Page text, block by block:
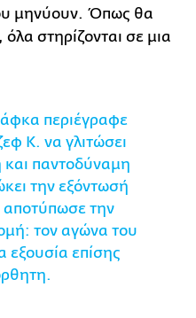
μηνύουν. Όπως θα
στηρίζονται σε μια
περιέγραφε
Κ. να γλιτώσει
παντοδύναμη
την εξόντωσή
αποτύπωσε την
τον αγώνα του
εξουσία επίσης